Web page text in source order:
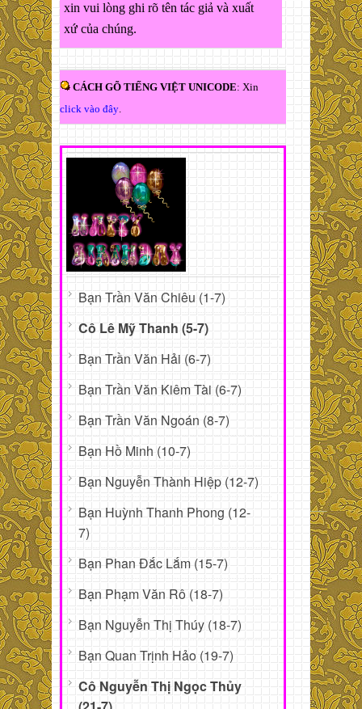
xin vui lòng ghi rõ tên tác giả và xuất
xứ của chúng.
CÁCH GÕ TIẾNG VIỆT UNICODE: Xin
click vào đây.
Bạn Trần Văn Chiêu (1-7)
Cô Lê Mỹ Thanh (5-7)
Bạn Trần Văn Hải (6-7)
Bạn Trần Văn Kiêm Tài (6-7)
Bạn Trần Văn Ngoán (8-7)
Bạn Hồ Minh (10-7)
Bạn Nguyễn Thành Hiệp (12-7)
Bạn Huỳnh Thanh Phong (12-
7)
Bạn Phan Đắc Lắm (15-7)
Bạn Phạm Văn Rô (18-7)
Bạn Nguyễn Thị Thúy (18-7)
Bạn Quan Trịnh Hảo (19-7)
Cô Nguyễn Thị Ngọc Thủy